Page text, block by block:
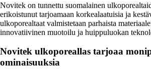
Novitek on tunnettu suomalainen
erikoistunut tarjoamaan korkealaatuisia ja
ulkoporealtaat valmistetaan parhaista
innovatiivinen muotoilu ja huippuluokan
Novitek ulkoporeallas tarjoaa
ominaisuuksia